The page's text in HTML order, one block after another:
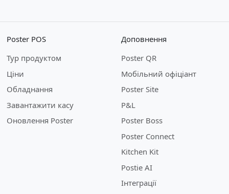
Poster POS
Тур продуктом
Ціни
Обладнання
Завантажити касу
Оновлення Poster
Доповнення
Poster QR
Мобільний офіціант
Poster Site
P&L
Poster Boss
Poster Connect
Kitchen Kit
Postie AI
Інтеграції